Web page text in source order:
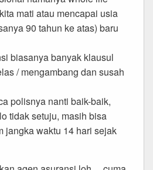
mati atau mencapai usia
90 tahun ke atas) baru
biasanya banyak klausul
/ mengambang dan susah
polisnya nanti baik-baik,
tidak setuju, masih bisa
jangka waktu 14 hari sejak